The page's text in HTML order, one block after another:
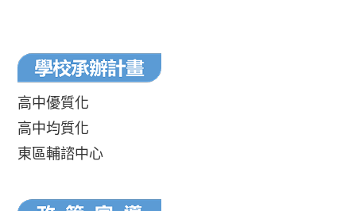
高中優質化
高中均質化
東區輔諮中心